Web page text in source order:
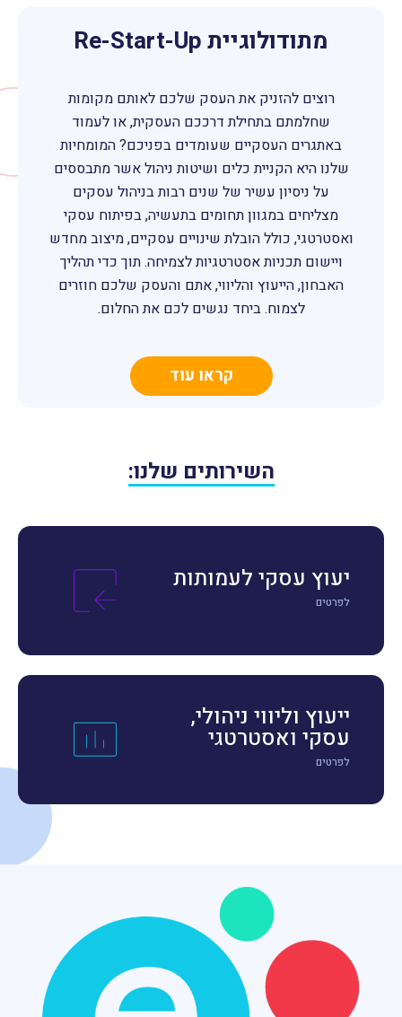
מתודולוגיית Re-Start-Up
רוצים להזניק את העסק שלכם לאותם מקומות
שחלמתם בתחילת דרככם העסקית, או לעמוד
באתגרים העסקיים שעומדים בפניכם? המומחיות
שלנו היא הקניית כלים ושיטות ניהול אשר מתבססים
על ניסיון עשיר של שנים רבות בניהול עסקים
מצליחים במגוון תחומים בתעשיה, בפיתוח עסקי
ואסטרטגי, כולל הובלת שינויים עסקיים, מיצוב מחדש
ויישום תכניות אסטרטגיות לצמיחה. תוך כדי תהליך
האבחון, הייעוץ והליווי, אתם והעסק שלכם חוזרים
לצמוח. ביחד נגשים לכם את החלום.
קראו עוד
השירותים שלנו:
יעוץ עסקי לעמותות
לפרטים
ייעוץ וליווי ניהולי,
עסקי ואסטרטגי
לפרטים